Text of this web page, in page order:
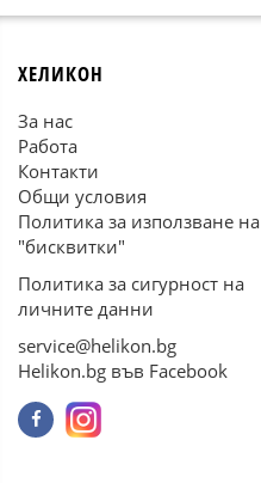
ХЕЛИКОН
За нас
Работа
Контакти
Общи условия
Политика за използване на
"бисквитки"
Политика за сигурност на
личните данни
service@helikon.bg
Helikon.bg във Facebook